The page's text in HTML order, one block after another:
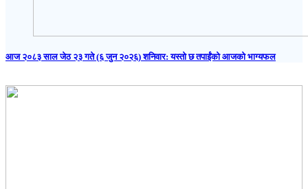
आज २०८३ साल जेठ २३ गते (६ जुन २०२६) शनिवार: यस्तो छ तपाईंको आजको भाग्यफल